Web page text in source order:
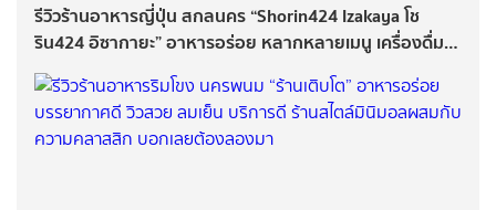
รีวิวร้านอาหารญี่ปุ่น สกลนคร “Shorin424 Izakaya โช
ริน424 อิซากายะ” อาหารอร่อย หลากหลายเมนู เครื่องดื่ม
หลากสไตล์ บรรยากาศดีชิว ๆ สไตล์ญี่ปุ่น